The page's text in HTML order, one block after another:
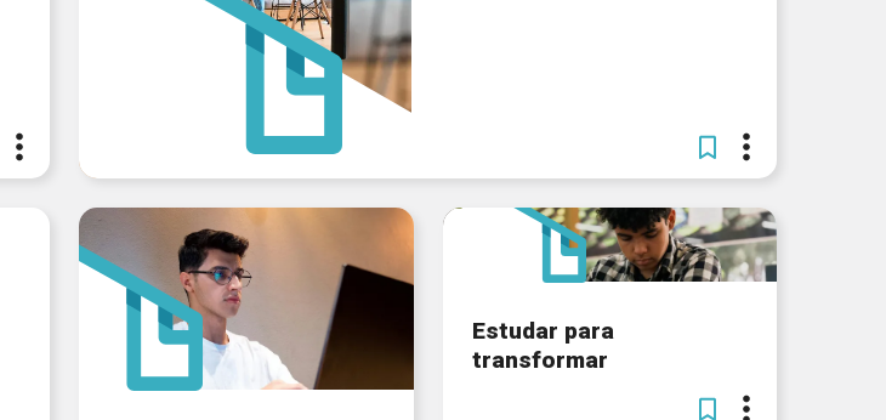
Estudar para
transformar